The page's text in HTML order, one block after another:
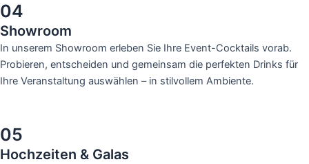
04
Showroom
In unserem Showroom erleben Sie Ihre Event-Cocktails vorab.
Probieren, entscheiden und gemeinsam die perfekten Drinks für
Ihre Veranstaltung auswählen – in stilvollem Ambiente.
05
Hochzeiten & Galas